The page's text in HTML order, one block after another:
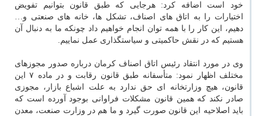
خود است اضافه كرد: هرجایی كه طبق قانون بتوانیم تفویض
اختیارات را به اتاق های اصناف، تشكل ها، خانه های صنعتی و…
دهیم، این كار را با همه توان انجام خواهیم داد چونكه ما به دنبال آن
هستیم كه در نقش حاكمیتی و سیاستگذاری عمل نماییم.
وی در مورد انتقاد رئیس اتاق اصناف كرمان درباره صدور مجوزهای
مختلف اظهار نمود: متأسفانه طبق قانون رقابت و در ماده ۷ این
قانون، هیچ وزارتخانه ای حق ندارد به علت اشباع بازار، مجوزی
صادر نكند كه همین قانون مشكلات فراوانی بوجود آورده است كه
باید اصلاحیه این قانون صورت گیرد و ما هم در وزارت صنعت، معدن